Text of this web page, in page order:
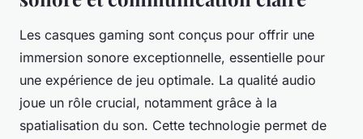
Les casques gaming sont conçus pour offrir une
immersion sonore exceptionnelle, essentielle pour
une expérience de jeu optimale. La qualité audio
joue un rôle crucial, notamment grâce à la
spatialisation du son. Cette technologie permet de